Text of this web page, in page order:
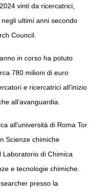
vinti da ricercatrici,
ultimi anni secondo
Council.
in corso ha potuto
780 milioni di euro
e ricercatrici all’inizio
all’avanguardia.
all’università di Roma Tor
Scienze chimiche
Laboratorio di Chimica
e tecnologie chimiche.
presso la